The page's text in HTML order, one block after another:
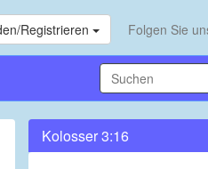
Registrieren Folgen Sie
Kolosser 3:16